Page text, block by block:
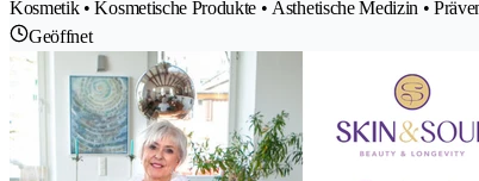
Kosmetik • Kosmetische Produkte • Ästhetische Medizin •
Geöffnet